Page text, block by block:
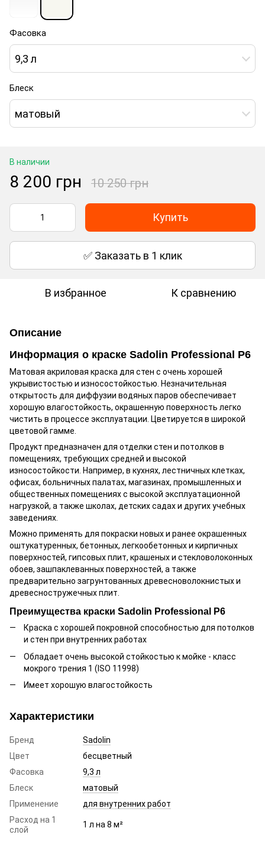
Фасовка
9,3 л
Блеск
матовый
В наличии
8 200 грн 10 250 грн
Купить
✅ Заказать в 1 клик
В избранное К сравнению
Описание
Информация о краске Sadolin Professional P6
Матовая акриловая краска для стен с очень хорошей
укрывистостью и износостойкостью. Незначительная
открытость для диффузии водяных паров обеспечивает
хорошую влагостойкость, окрашенную поверхность легко
чистить в процессе эксплуатации. Цветируется в широкой
цветовой гамме.
Продукт предназначен для отделки стен и потолков в
помещениях, требующих средней и высокой
износостойкости. Например, в кухнях, лестничных клетках,
офисах, больничных палатах, магазинах, промышленных и
общественных помещениях с высокой эксплуатационной
нагрузкой, а также школах, детских садах и других учебных
заведениях.
Можно применять для покраски новых и ранее окрашенных
оштукатуренных, бетонных, легкообетонных и кирпичных
поверхностей, гипсовых плит, крашеных и стекловолоконных
обоев, зашпаклеванных поверхностей, а также
предварительно загрунтованных древесноволокнистых и
древесностружечных плит.
Преимущества краски Sadolin Professional P6
Краска с хорошей покровной способностью для потолков
и стен при внутренних работах
Обладает очень высокой стойкостью к мойке - класс
мокрого трения 1 (ISO 11998)
Имеет хорошую влагостойкость
Характеристики
Бренд
Sadolin
Цвет
бесцветный
Фасовка
9,3 л
Блеск
матовый
Применение
для внутренних работ
Расход на 1
слой
1 л на 8 м²